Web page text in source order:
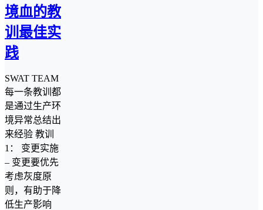
境血的教
训最佳实
践
SWAT TEAM
每一条教训都
是通过生产环
境异常总结出
来经验 教训
1： 变更实施
– 变更要优先
考虑灰度原
则，有助于降
低生产影响